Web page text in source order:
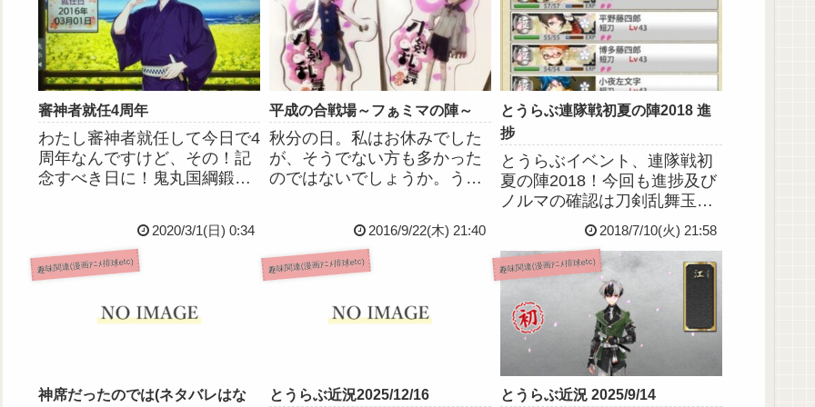
審神者就任4周年
わたし審神者就任して今日で4
周年なんですけど、その！記
念すべき日に！鬼丸国綱鍛刀
侍は初期刀歌仙ちゃん、竹札
を使いました。歌仙ちゃんま
じでありがとう…ありがと
2020/3/1(日) 0:34
平成の合戦場～フぁミマの陣～
秋分の日。私はお休みでした
が、そうでない方も多かった
のではないでしょうか。うち
て帰るバスがない」とSOSの
電話を受けたので、妹ちゃん
を乗っけて愛車ここあちゃん
2016/9/22(木) 21:40
とうらぶ連隊戦初夏の陣2018 進
捗
とうらぶイベント、連隊戦初
夏の陣2018！今回も進捗及び
ノルマの確認は刀剣乱舞玉集
め進捗表様にお世話になって
おります、ありがとうござい
ます。前回の備忘録を参考に
部隊編成して交代しながら戦
闘してもらってたんですけ
ど、極短刀with蛍丸の方が
効...
2018/7/10(火) 21:58
趣味関連(漫画ｱﾆﾒ排球etc)
神席だったのでは(ネタバレはな
趣味関連(漫画ｱﾆﾒ排球etc)
とうらぶ近況2025/12/16
趣味関連(漫画ｱﾆﾒ排球etc)
とうらぶ近況 2025/9/14